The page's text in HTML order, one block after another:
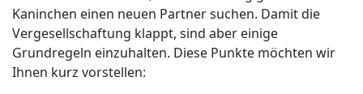
Kaninchen einen neuen Partner suchen. Damit die
Vergesellschaftung klappt, sind aber einige
Grundregeln einzuhalten. Diese Punkte möchten wir
Ihnen kurz vorstellen: